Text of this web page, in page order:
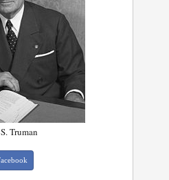
Truman